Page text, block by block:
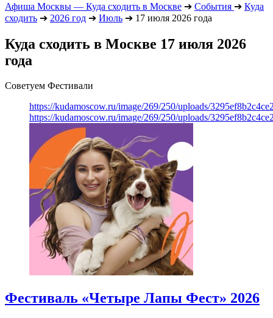
Афиша Москвы — Куда сходить в Москве ➔ События ➔ Куда
сходить ➔ 2026 год ➔ Июль ➔ 17 июля 2026 года
Куда сходить в Москве 17 июля 2026
года
Советуем Фестивали
https://kudamoscow.ru/image/269/250/uploads/
https://kudamoscow.ru/image/269/250/uploads/
Фестиваль «Четыре Лапы Фест» 2026